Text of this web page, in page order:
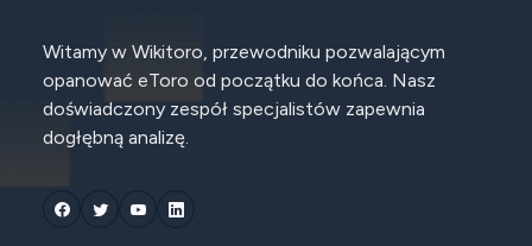
Witamy w Wikitoro, przewodniku pozwalającym
opanować eToro od początku do końca. Nasz
doświadczony zespół specjalistów zapewnia
dogłębną analizę.